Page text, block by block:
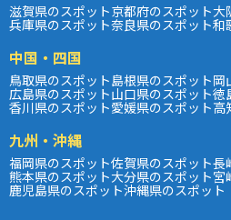
滋賀県のスポット京都府のスポット大
兵庫県のスポット奈良県のスポット和
中国・四国
鳥取県のスポット島根県のスポット岡
広島県のスポット山口県のスポット徳
香川県のスポット愛媛県のスポット高
九州・沖縄
福岡県のスポット佐賀県のスポット長
熊本県のスポット大分県のスポット宮
鹿児島県のスポット沖縄県のスポット